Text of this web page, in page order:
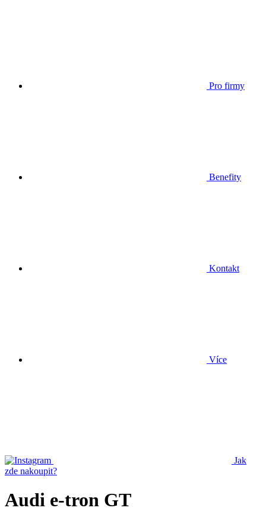
Pro firmy
Benefity
Kontakt
Více
Jak
zde nakoupit?
Audi e-tron GT